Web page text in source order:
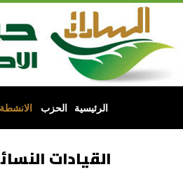
الرئيسية الحزب
القيادات